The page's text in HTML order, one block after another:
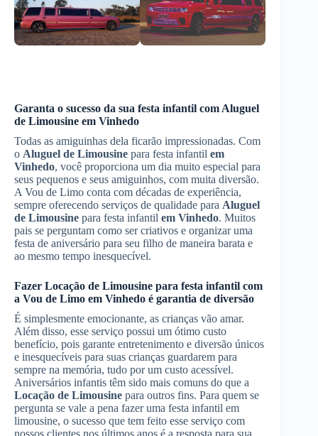
Garanta o sucesso da sua festa infantil com Aluguel
de Limousine em Vinhedo
Todas as amiguinhas dela ficarão impressionadas. Com
o Aluguel de Limousine para festa infantil em
Vinhedo, você proporciona um dia muito especial para
seus pequenos e seus amiguinhos, com muita diversão.
A Vou de Limo conta com décadas de experiência,
sempre oferecendo serviços de qualidade para Aluguel
de Limousine para festa infantil em Vinhedo. Muitos
pais se perguntam como ser criativos e organizar uma
festa de aniversário para seu filho de maneira barata e
ao mesmo tempo inesquecível.
Fazer Locação de Limousine para festa infantil com
a Vou de Limo em Vinhedo é garantia de diversão
É simplesmente emocionante, as crianças vão amar.
Além disso, esse serviço possui um ótimo custo
benefício, pois garante entretenimento e diversão únicos
e inesquecíveis para suas crianças guardarem para
sempre na memória, tudo por um custo acessível.
Aniversários infantis têm sido mais comuns do que a
Locação de Limousine para outros fins. Para quem se
pergunta se vale a pena fazer uma festa infantil em
limousine, o sucesso que tem feito esse serviço com
nossos clientes nos últimos anos é a resposta para sua